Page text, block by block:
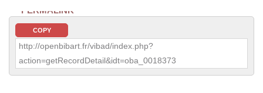
PERMALINK
COPY
http://openbibart.fr/vibad/index.php?
action=getRecordDetail&idt=oba_0018373